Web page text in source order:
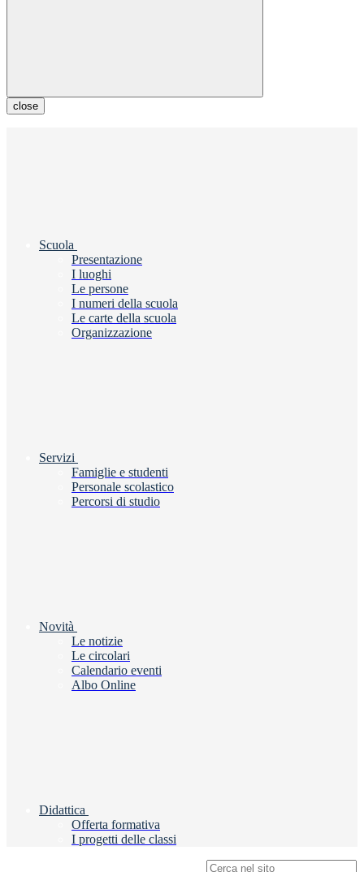
close
Scuola
Presentazione
I luoghi
Le persone
I numeri della scuola
Le carte della scuola
Organizzazione
Servizi
Famiglie e studenti
Personale scolastico
Percorsi di studio
Novità
Le notizie
Le circolari
Calendario eventi
Albo Online
Didattica
Offerta formativa
I progetti delle classi